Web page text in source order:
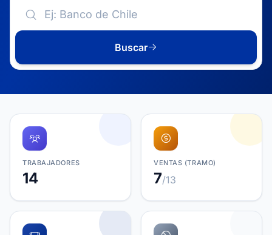
Buscar
TRABAJADORES
14
VENTAS (TRAMO)
7/13